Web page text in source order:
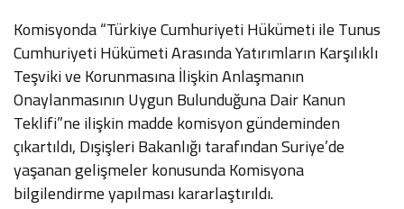
Komisyonda “Türkiye Cumhuriyeti Hükümeti ile Tunus
Cumhuriyeti Hükümeti Arasında Yatırımların Karşılıklı
Teşviki ve Korunmasına İlişkin Anlaşmanın
Onaylanmasının Uygun Bulunduğuna Dair Kanun
Teklifi”ne ilişkin madde komisyon gündeminden
çıkartıldı, Dışişleri Bakanlığı tarafından Suriye’de
yaşanan gelişmeler konusunda Komisyona
bilgilendirme yapılması kararlaştırıldı.